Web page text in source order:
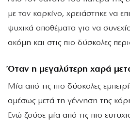
με τον καρκίνο, χρειάστηκε να
ψυχικά αποθέματα για να
ακόμη και στις πιο δύσκολες
Όταν η μεγαλύτερη χαρά
Μία από τις πιο δύσκολες
αμέσως μετά τη γέννηση της
Ενώ ζούσε μία από τις πιο